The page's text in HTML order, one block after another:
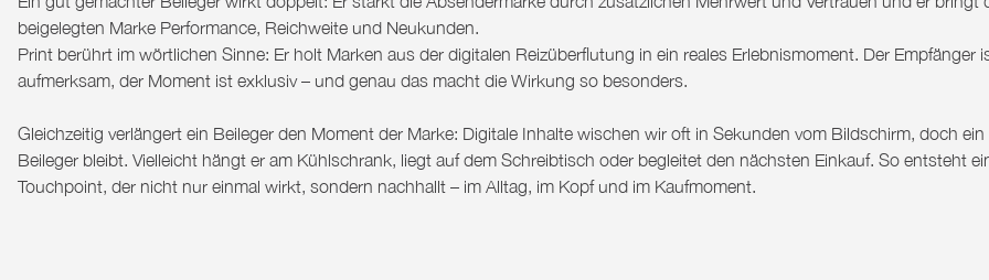
beigelegten Marke Performance, Reichweite und Neukunden.
Print berührt im wörtlichen Sinne: Er holt Marken aus der digitalen Reizüberflutung in ein reales Erlebnismoment. Der Empfänger
aufmerksam, der Moment ist exklusiv – und genau das macht die Wirkung so besonders.
Gleichzeitig verlängert ein Beileger den Moment der Marke: Digitale Inhalte wischen wir oft in Sekunden vom Bildschirm, doch ein
Beileger bleibt. Vielleicht hängt er am Kühlschrank, liegt auf dem Schreibtisch oder begleitet den nächsten Einkauf. So entsteht
Touchpoint, der nicht nur einmal wirkt, sondern nachhallt – im Alltag, im Kopf und im Kaufmoment.